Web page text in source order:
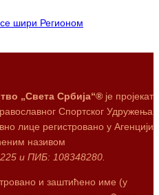
шири Регионом
„Света Србија“® је пројекат
Спортског Удружења
лице регистровано у Агенцији
називом
и ПИБ: 108348280.
и заштићено име (у